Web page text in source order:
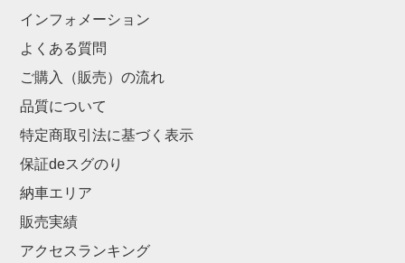
インフォメーション
よくある質問
ご購入（販売）の流れ
品質について
特定商取引法に基づく表示
保証deスグのり
納車エリア
販売実績
アクセスランキング